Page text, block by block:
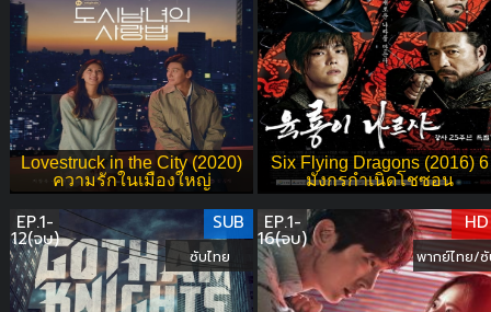
Lovestruck in the City (2020)
ความรักในเมืองใหญ่
Six Flying Dragons (2016) 6
มังกรกำเนิดโชซอน
EP.1-
12(จบ)
SUB
ซับไทย
EP.1-
16(จบ)
HD
พากย์ไทย/